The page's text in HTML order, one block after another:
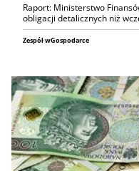
Raport: Ministerstwo
obligacji detalicznych niż
Zespół wGospodarce